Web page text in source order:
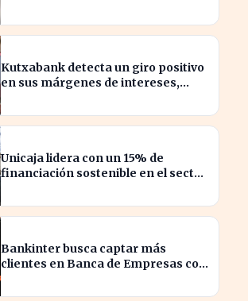
Kutxabank detecta un giro positivo
en sus márgenes de intereses,
Unicaja lidera con un 15% de
financiación sostenible en el sector
Bankinter busca captar más
clientes en Banca de Empresas con